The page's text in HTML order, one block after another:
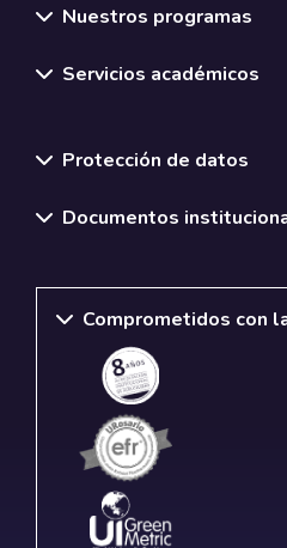
Nuestros programas
Servicios académicos
Protección de datos
Documentos
Comprometidos con